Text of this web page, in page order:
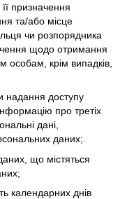
призначення
та/або місце
чи розпорядника
щодо отримання
особам, крім випадків,
надання доступу
про третіх
дані,
даних;
що містяться
календарних днів